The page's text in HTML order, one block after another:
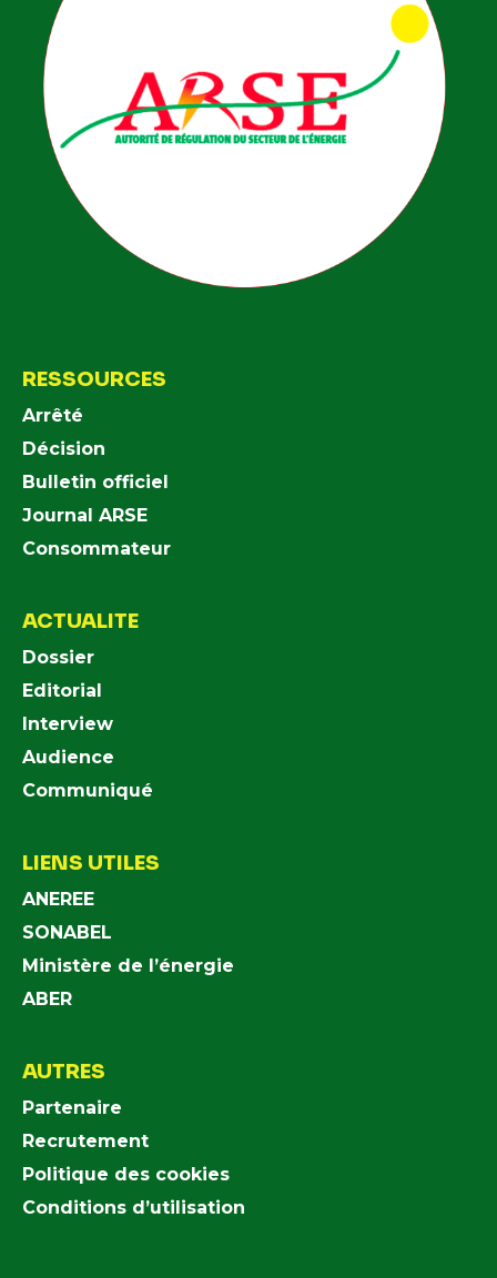
RESSOURCES
Arrêté
Décision
Bulletin officiel
Journal ARSE
Consommateur
ACTUALITE
Dossier
Editorial
Interview
Audience
Communiqué
LIENS UTILES
ANEREE
SONABEL
Ministère de l’énergie
ABER
AUTRES
Partenaire
Recrutement
Politique des cookies
Conditions d’utilisation